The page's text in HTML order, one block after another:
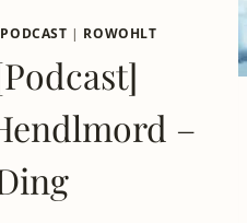
| ROWOHLT
–